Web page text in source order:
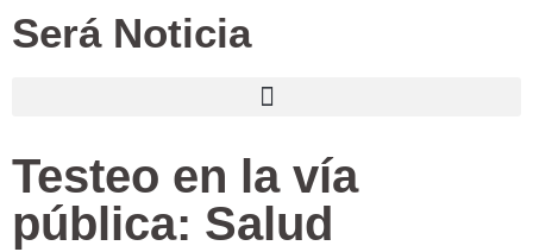
Será Noticia
Testeo en la vía
pública: Salud